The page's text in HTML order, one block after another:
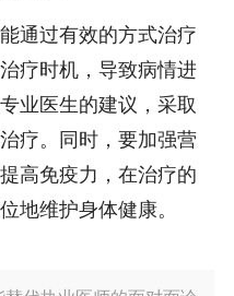
通过有效的方式治疗
疗时机，导致病情进
业医生的建议，采取
疗。同时，要加强营
高免疫力，在治疗的
地维护身体健康。